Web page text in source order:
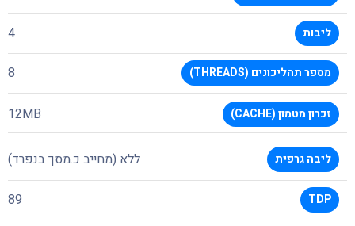
ליבות 4
מספר תהליכונים (THREADS) 8
זכרון מטמון (CACHE) 12MB
ליבה גרפית ללא (מחייב כ.מסך בנפרד)
TDP
89